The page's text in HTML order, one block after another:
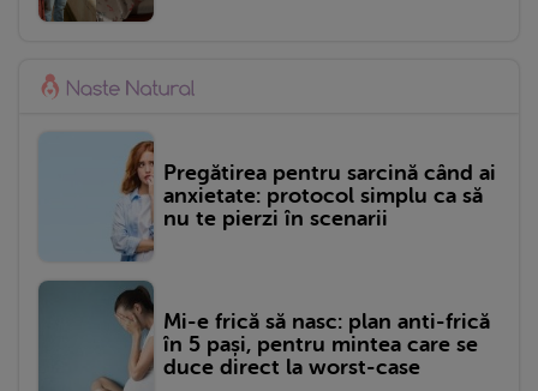
Pregătirea pentru sarcină când ai
anxietate: protocol simplu ca să
nu te pierzi în scenarii
Mi-e frică să nasc: plan anti-frică
în 5 pași, pentru mintea care se
duce direct la worst-case